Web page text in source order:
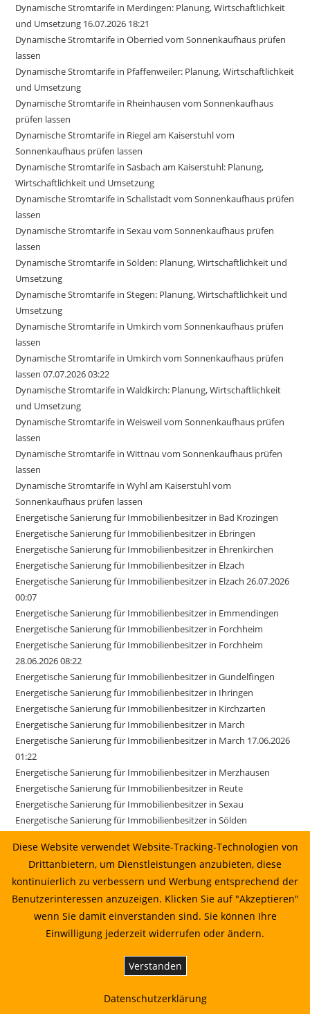
Dynamische Stromtarife in Merdingen: Planung, Wirtschaftlichkeit
und Umsetzung 16.07.2026 18:21
Dynamische Stromtarife in Oberried vom Sonnenkaufhaus prüfen
lassen
Dynamische Stromtarife in Pfaffenweiler: Planung, Wirtschaftlichkeit
und Umsetzung
Dynamische Stromtarife in Rheinhausen vom Sonnenkaufhaus
prüfen lassen
Dynamische Stromtarife in Riegel am Kaiserstuhl vom
Sonnenkaufhaus prüfen lassen
Dynamische Stromtarife in Sasbach am Kaiserstuhl: Planung,
Wirtschaftlichkeit und Umsetzung
Dynamische Stromtarife in Schallstadt vom Sonnenkaufhaus prüfen
lassen
Dynamische Stromtarife in Sexau vom Sonnenkaufhaus prüfen
lassen
Dynamische Stromtarife in Sölden: Planung, Wirtschaftlichkeit und
Umsetzung
Dynamische Stromtarife in Stegen: Planung, Wirtschaftlichkeit und
Umsetzung
Dynamische Stromtarife in Umkirch vom Sonnenkaufhaus prüfen
lassen
Dynamische Stromtarife in Umkirch vom Sonnenkaufhaus prüfen
lassen 07.07.2026 03:22
Dynamische Stromtarife in Waldkirch: Planung, Wirtschaftlichkeit
und Umsetzung
Dynamische Stromtarife in Weisweil vom Sonnenkaufhaus prüfen
lassen
Dynamische Stromtarife in Wittnau vom Sonnenkaufhaus prüfen
lassen
Dynamische Stromtarife in Wyhl am Kaiserstuhl vom
Sonnenkaufhaus prüfen lassen
Energetische Sanierung für Immobilienbesitzer in Bad Krozingen
Energetische Sanierung für Immobilienbesitzer in Ebringen
Energetische Sanierung für Immobilienbesitzer in Ehrenkirchen
Energetische Sanierung für Immobilienbesitzer in Elzach
Energetische Sanierung für Immobilienbesitzer in Elzach 26.07.2026
00:07
Energetische Sanierung für Immobilienbesitzer in Emmendingen
Energetische Sanierung für Immobilienbesitzer in Forchheim
Energetische Sanierung für Immobilienbesitzer in Forchheim
28.06.2026 08:22
Energetische Sanierung für Immobilienbesitzer in Gundelfingen
Energetische Sanierung für Immobilienbesitzer in Ihringen
Energetische Sanierung für Immobilienbesitzer in Kirchzarten
Energetische Sanierung für Immobilienbesitzer in March
Energetische Sanierung für Immobilienbesitzer in March 17.06.2026
01:22
Energetische Sanierung für Immobilienbesitzer in Merzhausen
Energetische Sanierung für Immobilienbesitzer in Reute
Energetische Sanierung für Immobilienbesitzer in Sexau
Energetische Sanierung für Immobilienbesitzer in Sölden
Energetische Sanierung für Immobilienbesitzer in Weisweil
Energetische Sanierung in Au vom Sonnenkaufhaus prüfen lassen
Energetische Sanierung in Bahlingen am Kaiserstuhl: Planung,
Wirtschaftlichkeit und Umsetzung
Energetische Sanierung in Biederbach: Planung, Wirtschaftlichkeit
und Umsetzung
und Umsetzung 01.07.2026 00:22
Energetische Sanierung in Bötzingen vom Sonnenkaufhaus prüfen
Diese Website verwendet Website-Tracking-Technologien von
Drittanbietern, um Dienstleistungen anzubieten, diese
kontinuierlich zu verbessern und Werbung entsprechend der
Benutzerinteressen anzuzeigen. Klicken Sie auf "Akzeptieren"
wenn Sie damit einverstanden sind. Sie können Ihre
Einwilligung jederzeit widerrufen oder ändern.
Verstanden
Datenschutzerklärung